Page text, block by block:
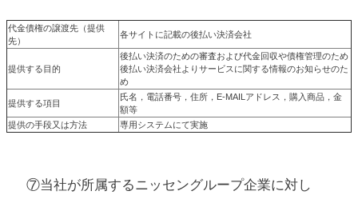
代金債権の譲渡先（提供
先）
各サイトに記載の後払い決済会社
提供する目的
後払い決済のための審査および代金回収や債権管理のため
後払い決済会社よりサービスに関する情報のお知らせのた
め
提供する項目
氏名，電話番号，住所，E-MAILアドレス，購入商品，金
額等
提供の手段又は方法
専用システムにて実施
⑦当社が所属するニッセングループ企業に対し